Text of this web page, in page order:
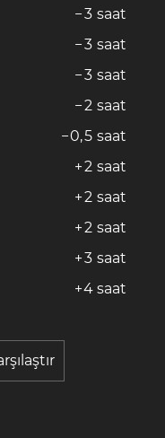
−3 saat
−3 saat
−3 saat
−2 saat
−0,5 saat
+2 saat
+2 saat
+2 saat
+3 saat
+4 saat